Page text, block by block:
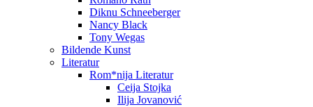
Diknu Schneeberger
Nancy Black
Tony Wegas
Bildende Kunst
Literatur
Rom*nija Literatur
Ceija Stojka
Ilija Jovanović